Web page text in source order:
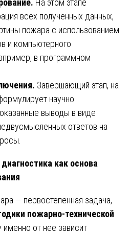
На этом этапе
всех полученных данных,
пожара с использованием
и компьютерного
в программном
Завершающий этап, на
научно
выводы в виде
ответов на
как основа
— первостепенная задача,
пожарно-технической
именно от нее зависит